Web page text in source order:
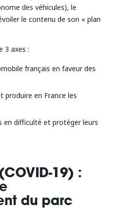
des véhicules), le
le contenu de son « plan
3 axes :
français en faveur des
produire en France les
en difficulté et protéger leurs
19) :
du parc